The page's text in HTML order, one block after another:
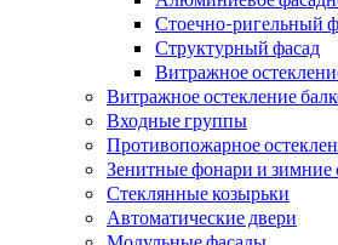
Стоечно-ригельный
Структурный фасад
Витражное
Витражное остекление
Входные группы
Противопожарное
Зенитные фонари и зимние
Стеклянные козырьки
Автоматические двери